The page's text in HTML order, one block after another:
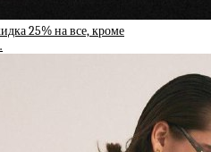
25% на все, кроме